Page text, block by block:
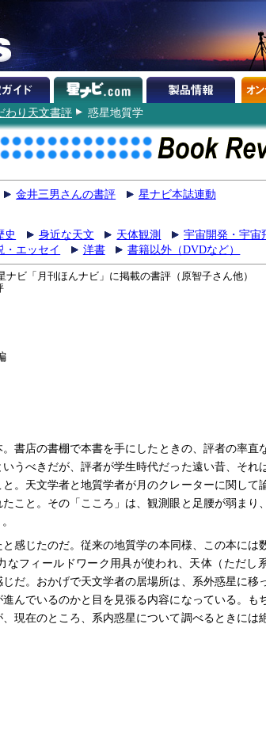
わり天文書評 惑星地質学
金井三男さんの書評 星ナビ本誌連動
史 身近な天文 天体観測
宇宙開発・宇宙
・エッセイ 洋書 書籍以外（DVDなど）
ナビ「月刊ほんナビ」に掲載の書評（原智子さん他）
書店の書棚で本書を手にしたときの、評者の率直
うべきだが、評者が学生時代だった遠い昔、それ
。天文学者と地質学者が月のクレーターに関して
こと。その「こころ」は、観測眼と足腰が弱まり
感じたのだ。従来の地質学の本同様、この本には
なフィールドワーク用具が使われ、天体（ただし
だ。おかげで天文学者の居場所は、系外惑星に移
んでいるのかと目を見張る内容になっている。も
現在のところ、系内惑星について調べるときには